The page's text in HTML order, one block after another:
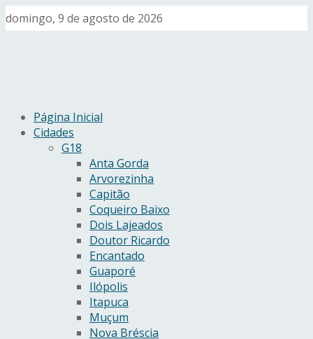
domingo, 9 de agosto de 2026
Página Inicial
Cidades
G18
Anta Gorda
Arvorezinha
Capitão
Coqueiro Baixo
Dois Lajeados
Doutor Ricardo
Encantado
Guaporé
Ilópolis
Itapuca
Muçum
Nova Bréscia